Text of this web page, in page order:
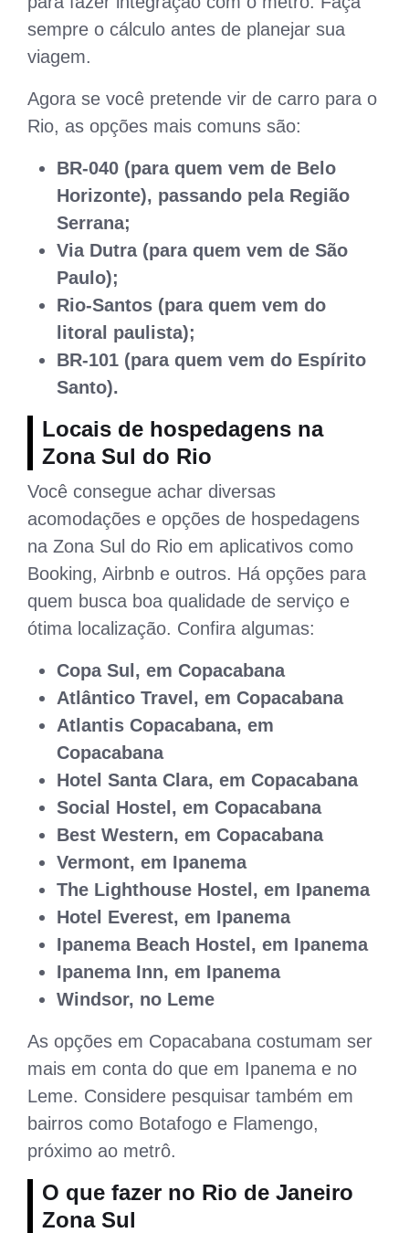
sempre o cálculo antes de planejar sua
viagem.
Agora se você pretende vir de carro para o
Rio, as opções mais comuns são:
BR-040 (para quem vem de Belo
Horizonte), passando pela Região
Serrana;
Via Dutra (para quem vem de São
Paulo);
Rio-Santos (para quem vem do
litoral paulista);
BR-101 (para quem vem do Espírito
Santo).
Locais de hospedagens na
Zona Sul do Rio
Você consegue achar diversas
acomodações e opções de hospedagens
na Zona Sul do Rio em aplicativos como
Booking, Airbnb e outros. Há opções para
quem busca boa qualidade de serviço e
ótima localização. Confira algumas:
Copa Sul, em Copacabana
Atlântico Travel, em Copacabana
Atlantis Copacabana, em
Copacabana
Hotel Santa Clara, em Copacabana
Social Hostel, em Copacabana
Best Western, em Copacabana
Vermont, em Ipanema
The Lighthouse Hostel, em Ipanema
Hotel Everest, em Ipanema
Ipanema Beach Hostel, em Ipanema
Ipanema Inn, em Ipanema
Windsor, no Leme
As opções em Copacabana costumam ser
mais em conta do que em Ipanema e no
Leme. Considere pesquisar também em
bairros como Botafogo e Flamengo,
próximo ao metrô.
O que fazer no Rio de Janeiro
Zona Sul